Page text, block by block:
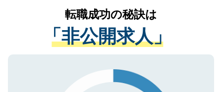
は、個人情報の取り扱いについての厳密な
管理基準を満たした事業者のみに付与され
る、プライバシーマークを取得済みです。
で、機密保持に関してもご安心ください。
かがいして、現在の医療機関の状況や紹介
経験をまじえながら、適切なアドバイスを
させていただきます。すぐにご転職をされ
ない方には、長期的なサポートが可能です
ので、まずはご登録ください。
転職成功の秘訣は
「非公開求人」